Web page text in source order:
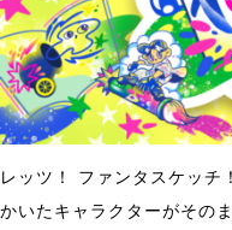
レッツ！ ファンタスケッチ！
かいたキャラクターがその